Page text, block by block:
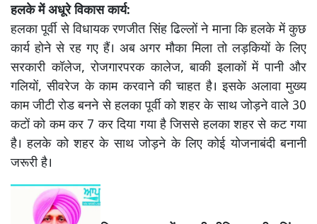
हलके में अधूरे विकास कार्य:
हलका पूर्वी से विधायक रणजीत सिंह ढिल्लों ने माना कि हलके में कुछ
कार्य होने से रह गए हैं। अब अगर मौका मिला तो लड़कियों के लिए
सरकारी कॉलेज, रोजगारपरक कालेज, बाकी इलाकों में पानी और
गलियों, सीवरेज के काम करवाने की चाहत है। इसके अलावा मुख्य
काम जीटी रोड बनने से हलका पूर्वी को शहर के साथ जोड़ने वाले 30
कटों को कम कर 7 कर दिया गया है जिससे हलका शहर से कट गया
है। हलके को शहर के साथ जोड़ने के लिए कोई योजनाबंदी बनानी
जरूरी है।